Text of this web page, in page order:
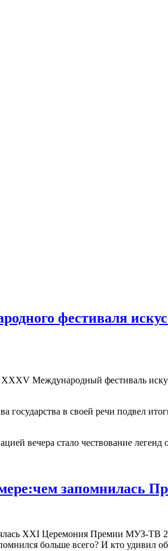
фестиваля
Международный фестиваль
государства в своей речи подвел
вечера стало чествование
запомнилась
XXI Церемония Премии МУЗ-ТВ
больше всего? И кто